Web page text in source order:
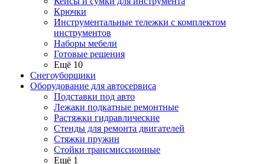
Крючки
Инструментальные тележки с комплектом
инструментов
Наборы мебели
Готовые решения
Ещё 10
Снегоуборщики
Оборудование для автосервиса
Подставки под авто
Лежаки подкатные ремонтные
Растяжки гидравлические
Стенды для ремонта двигателей
Стяжки пружин
Стойки трансмиссионные
Ещё 1